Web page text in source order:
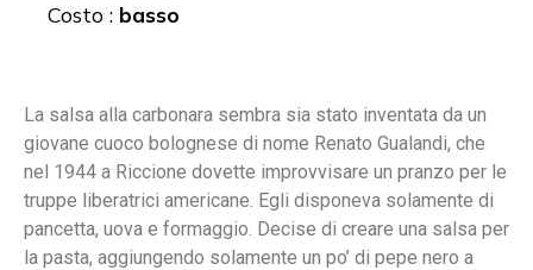
Costo : basso
La salsa alla carbonara sembra sia stato inventata da un
giovane cuoco bolognese di nome Renato Gualandi, che
nel 1944 a Riccione dovette improvvisare un pranzo per le
truppe liberatrici americane. Egli disponeva solamente di
pancetta, uova e formaggio. Decise di creare una salsa per
la pasta, aggiungendo solamente un po’ di pepe nero a